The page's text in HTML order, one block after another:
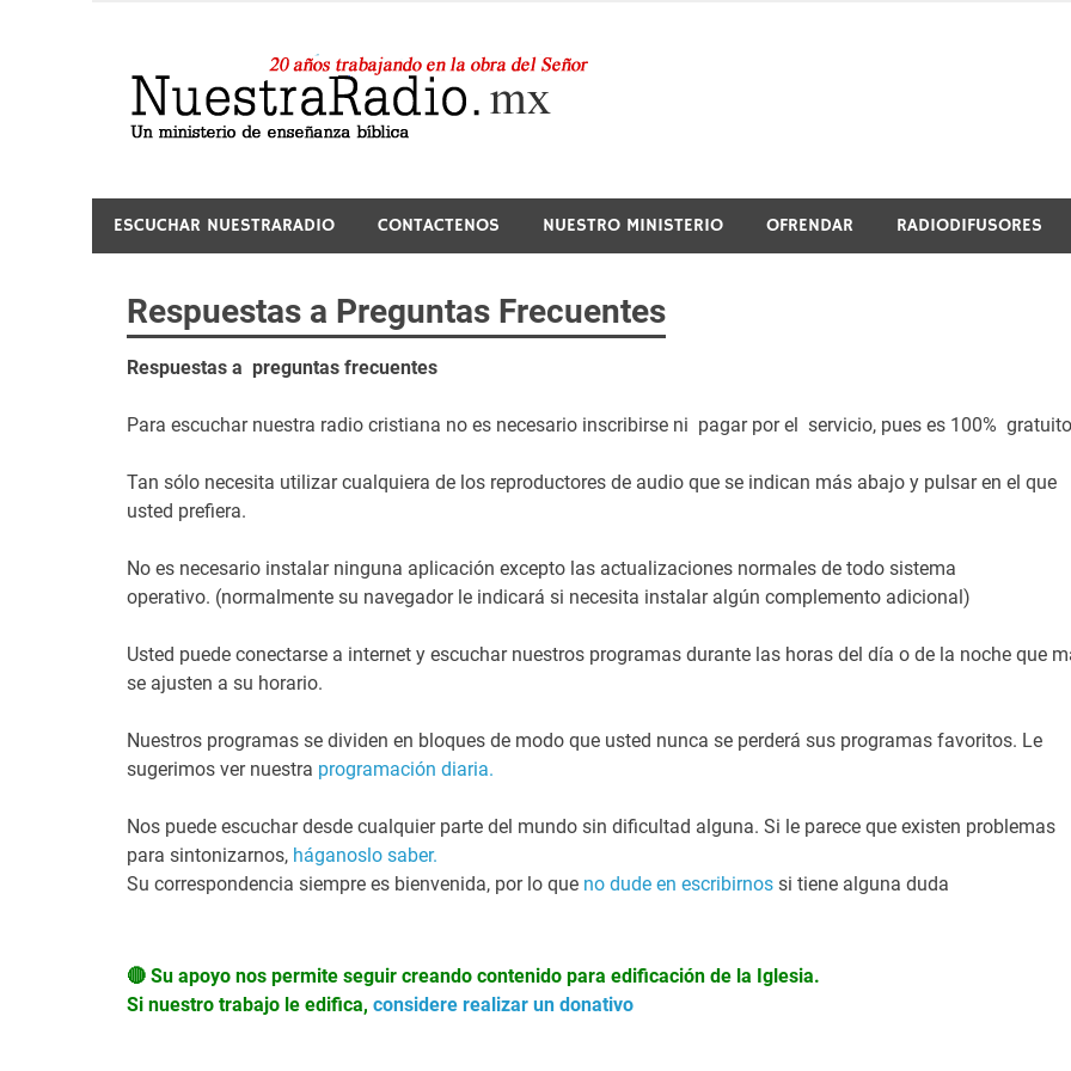
contenido
ESCUCHAR NUESTRARADIO CONTACTENOS NUESTRO MINISTERIO OFRENDAR RADIODIFUSORES
Respuestas a Preguntas Frecuentes
Respuestas a preguntas frecuentes
Para escuchar nuestra radio cristiana no es necesario inscribirse ni pagar por el servicio, pues es 100%
Tan sólo necesita utilizar cualquiera de los reproductores de audio que se indican más abajo y pulsar en el que
usted prefiera.
No es necesario instalar ninguna aplicación excepto las actualizaciones normales de todo sistema
operativo. (normalmente su navegador le indicará si necesita instalar algún complemento adicional)
Usted puede conectarse a internet y escuchar nuestros programas durante las horas del día o de la noche que
se ajusten a su horario.
Nuestros programas se dividen en bloques de modo que usted nunca se perderá sus programas favoritos. Le
sugerimos ver nuestra programación diaria.
Nos puede escuchar desde cualquier parte del mundo sin dificultad alguna. Si le parece que existen problemas
para sintonizarnos, háganoslo saber.
Su correspondencia siempre es bienvenida, por lo que no dude en escribirnossi tiene alguna duda
🔴 Su apoyo nos permite seguir creando contenido para edificación de la Iglesia.
Si nuestro trabajo le edifica, considere realizar un donativo